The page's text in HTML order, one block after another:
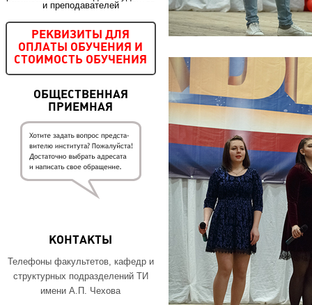
и преподавателей
РЕКВИЗИТЫ ДЛЯ
ОПЛАТЫ ОБУЧЕНИЯ И
СТОИМОСТЬ ОБУЧЕНИЯ
ОБЩЕСТВЕННАЯ
ПРИЕМНАЯ
КОНТАКТЫ
Телефоны факультетов, кафедр и
структурных подразделений ТИ
имени А.П. Чехова